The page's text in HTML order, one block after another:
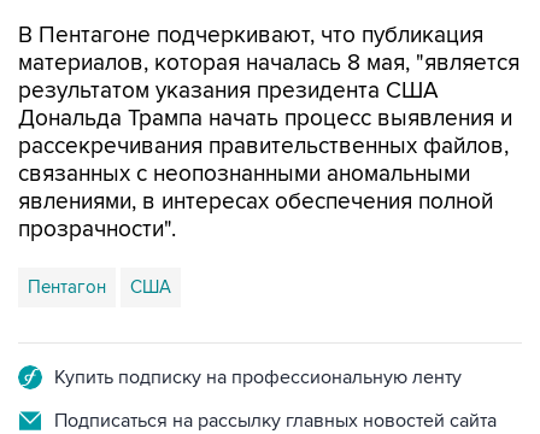
В Пентагоне подчеркивают, что публикация
материалов, которая началась 8 мая, "является
результатом указания президента США
Дональда Трампа начать процесс выявления и
рассекречивания правительственных файлов,
связанных с неопознанными аномальными
явлениями, в интересах обеспечения полной
прозрачности".
Пентагон США
Купить подписку на профессиональную ленту
Подписаться на рассылку главных новостей сайта